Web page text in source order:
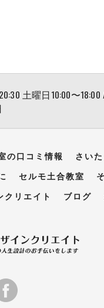
土曜日10:00〜18:00
の口コミ情報
さい
セルモ土合教室
クリエイト ブログ